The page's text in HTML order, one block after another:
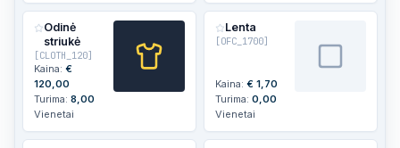
Odinė
striukė
[CLOTH_120]
Kaina: €
120,00
Turima: 8,00
Vienetai
Lenta
[OFC_1700]
Kaina: € 1,70
Turima: 0,00
Vienetai